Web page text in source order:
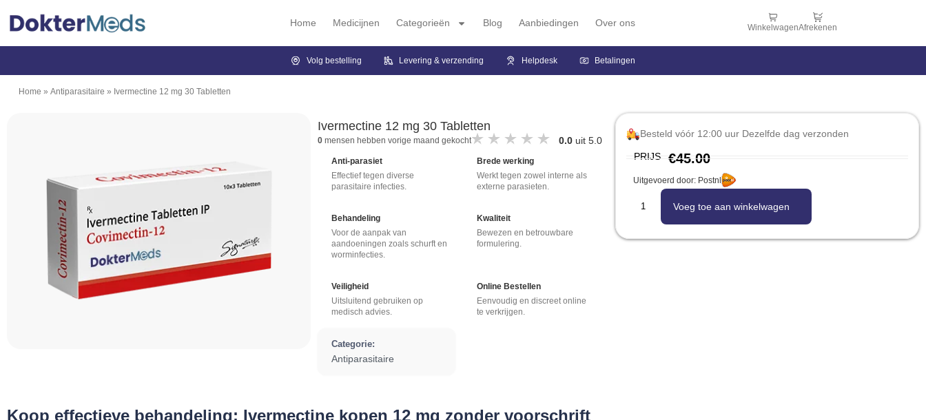
Home Medicijnen Categorieën Blog Aanbiedingen Over ons WinkelwagenAfrekenen
Volg bestelling Levering & verzending Helpdesk Betalingen
Home » Antiparasitaire » Ivermectine 12 mg 30 Tabletten
Ivermectine 12 mg 30 Tabletten
0 mensen hebben vorige maand gekocht 0.0 uit 5.0
Anti-parasiet
Effectief tegen diverse
parasitaire infecties.
Brede werking
Werkt tegen zowel interne als
externe parasieten.
Behandeling
Voor de aanpak van
aandoeningen zoals schurft en
worminfecties.
Kwaliteit
Bewezen en betrouwbare
formulering.
Veiligheid
Uitsluitend gebruiken op
medisch advies.
Online Bestellen
Eenvoudig en discreet online
te verkrijgen.
Categorie:
Antiparasitaire
Besteld vóór 12:00 uur Dezelfde dag verzonden
PRIJS €45.00
Uitgevoerd door: Postnl
Voeg toe aan winkelwagen
Koop effectieve behandeling: Ivermectine kopen 12 mg zonder voorschrift